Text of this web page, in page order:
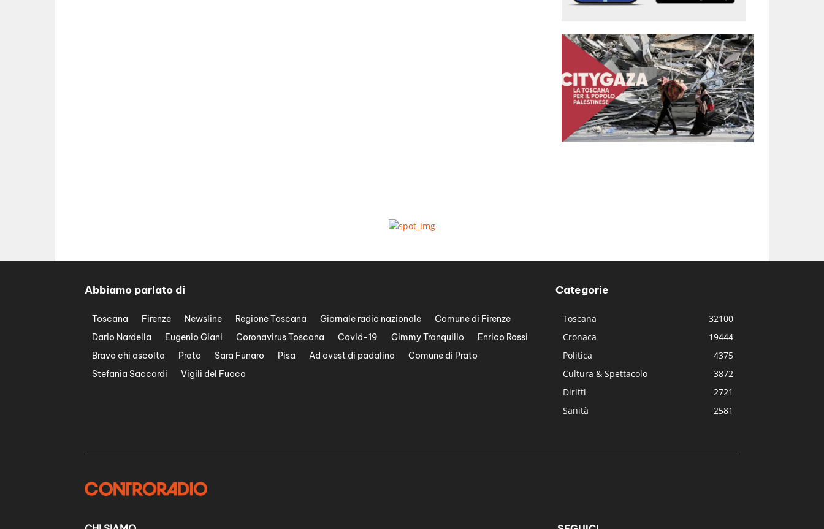
Abbiamo parlato di
Toscana Firenze Newsline Regione Toscana Giornale radio nazionale
Comune di Firenze
Dario Nardella
Eugenio Giani Coronavirus Toscana Covid-19 Gimmy Tranquillo
Enrico Rossi
Bravo chi ascolta
Prato Sara Funaro Pisa Ad ovest di padalino
Comune di Prato
Stefania Saccardi
Vigili del Fuoco
Categorie
Toscana
32100
Cronaca
19444
Politica
4375
Cultura & Spettacolo
3872
Diritti
2721
Sanità
2581